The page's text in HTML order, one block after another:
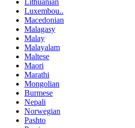
Lithuanian
Luxembou..
Macedonian
Malagasy
Malay
Malayalam
Maltese
Maori
Marathi
Mongolian
Burmese
Nepali
Norwegian
Pashto